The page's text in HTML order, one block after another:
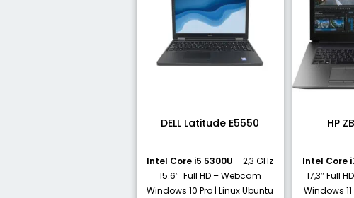
DELL Latitude E5550
Intel Core i5 5300U – 2,3 GHz
15.6″ Full HD – Webcam
Windows 10 Pro | Linux Ubuntu
HP
Intel Core
17,3″ Full
Windows